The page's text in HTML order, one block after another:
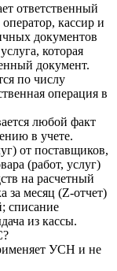
ответственный
кассир и
документов
которая
документ.
по числу
операция в
любой факт
в учете.
от поставщиков,
(работ, услуг)
на расчетный
за месяц (Z-отчет)
списание
из кассы.
УСН и не